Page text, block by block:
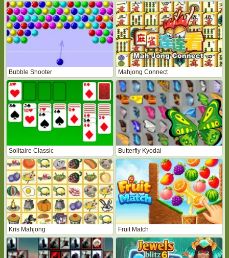
Bubble Shooter Mahjong Connect
Solitaire Classic Butterfly Kyodai
Kris Mahjong Fruit Match